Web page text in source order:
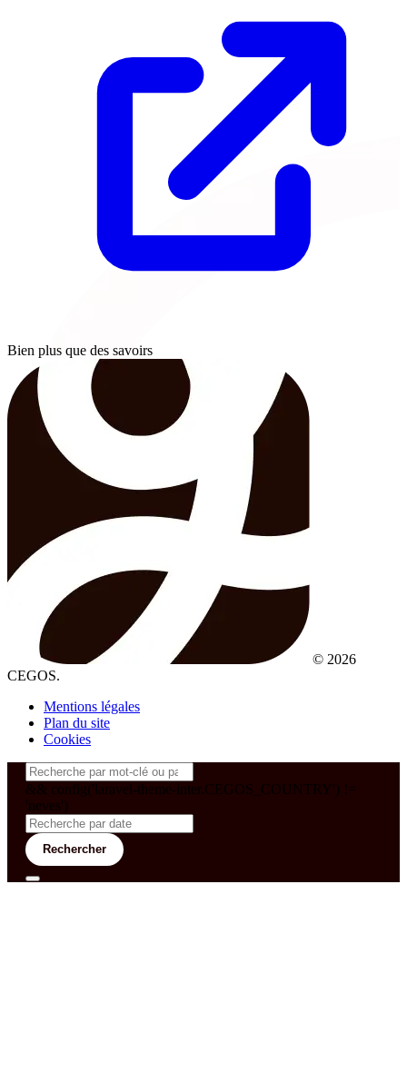
Bien plus que des savoirs
© 2026
CEGOS.
Mentions légales
Plan du site
Cookies
&& config('laravel-theme-inter.CEGOS_COUNTRY') !=
'neves')
Rechercher